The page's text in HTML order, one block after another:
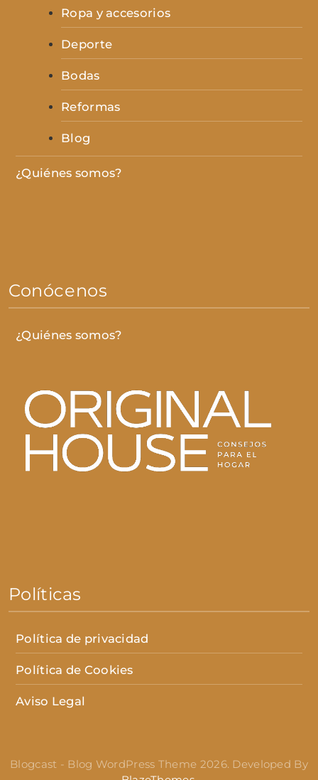
Ropa y accesorios
Deporte
Bodas
Reformas
Blog
¿Quiénes somos?
Conócenos
¿Quiénes somos?
Políticas
Política de privacidad
Política de Cookies
Aviso Legal
Blogcast - Blog WordPress Theme 2026. Developed By